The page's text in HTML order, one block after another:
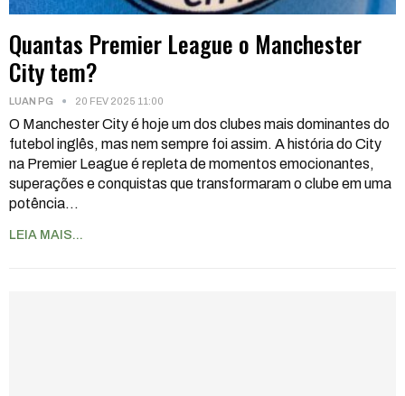
Quantas Premier League o Manchester
City tem?
LUAN PG 20 FEV 2025 11:00
O Manchester City é hoje um dos clubes mais dominantes do
futebol inglês, mas nem sempre foi assim. A história do City
na Premier League é repleta de momentos emocionantes,
superações e conquistas que transformaram o clube em uma
potência…
LEIA MAIS...